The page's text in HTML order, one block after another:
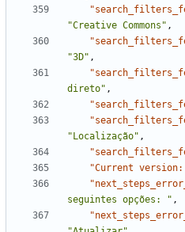
"Creative Commons" ,
"3D" ,
direto" ,
"Localização" ,
"Current
seguintes opções: " ,